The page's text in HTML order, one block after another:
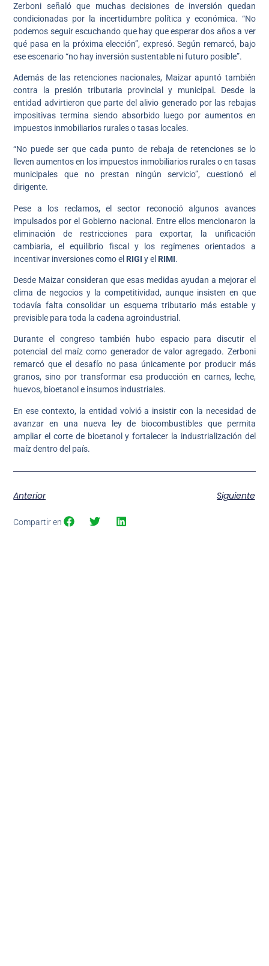
Zerboni señaló que muchas decisiones de inversión quedan
condicionadas por la incertidumbre política y económica. “No
podemos seguir escuchando que hay que esperar dos años a ver
qué pasa en la próxima elección”, expresó. Según remarcó, bajo
ese escenario “no hay inversión sustentable ni futuro posible”.
Además de las retenciones nacionales, Maizar apuntó también
contra la presión tributaria provincial y municipal. Desde la
entidad advirtieron que parte del alivio generado por las rebajas
impositivas termina siendo absorbido luego por aumentos en
impuestos inmobiliarios rurales o tasas locales.
“No puede ser que cada punto de rebaja de retenciones se lo
lleven aumentos en los impuestos inmobiliarios rurales o en tasas
municipales que no prestan ningún servicio”, cuestionó el
dirigente.
Pese a los reclamos, el sector reconoció algunos avances
impulsados por el Gobierno nacional. Entre ellos mencionaron la
eliminación de restricciones para exportar, la unificación
cambiaria, el equilibrio fiscal y los regímenes orientados a
incentivar inversiones como el RIGI y el RIMI.
Desde Maizar consideran que esas medidas ayudan a mejorar el
clima de negocios y la competitividad, aunque insisten en que
todavía falta consolidar un esquema tributario más estable y
previsible para toda la cadena agroindustrial.
Durante el congreso también hubo espacio para discutir el
potencial del maíz como generador de valor agregado. Zerboni
remarcó que el desafío no pasa únicamente por producir más
granos, sino por transformar esa producción en carnes, leche,
huevos, bioetanol e insumos industriales.
En ese contexto, la entidad volvió a insistir con la necesidad de
avanzar en una nueva ley de biocombustibles que permita
ampliar el corte de bioetanol y fortalecer la industrialización del
maíz dentro del país.
Anterior Siguiente
Compartir en